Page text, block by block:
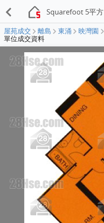
Squarefoot 5平方
屋苑成交 離島 東涌 映灣園
單位成交資料